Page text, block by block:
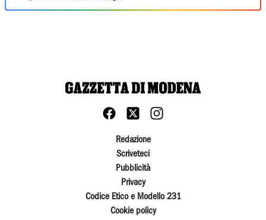
Redazione
Scriveteci
Pubblicità
Privacy
Codice Etico e Modello 231
Cookie policy